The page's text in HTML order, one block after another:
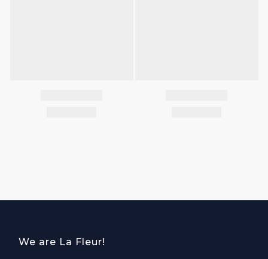
We are La Fleur!